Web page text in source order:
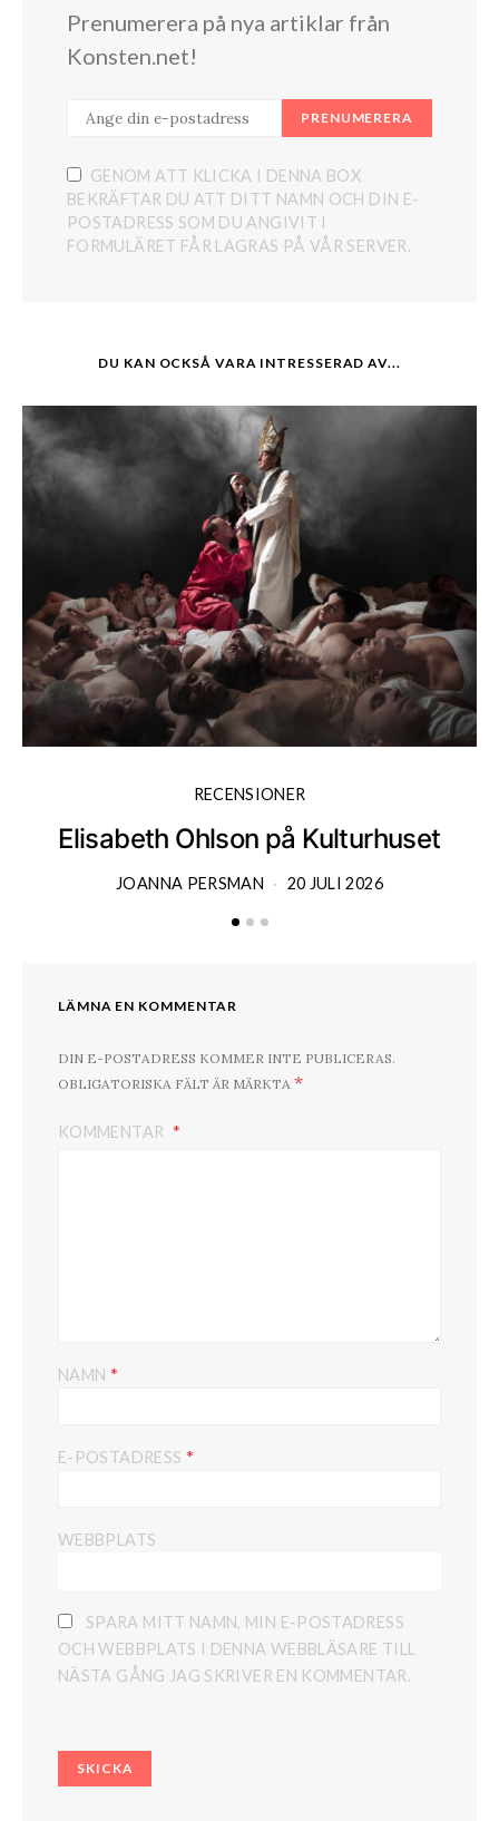
Prenumerera på nya artiklar från
Konsten.net!
PRENUMERERA
GENOM ATT KLICKA I DENNA BOX
BEKRÄFTAR DU ATT DITT NAMN OCH DIN E-
POSTADRESS SOM DU ANGIVIT I
FORMULÄRET FÅR LAGRAS PÅ VÅR SERVER.
DU KAN OCKSÅ VARA INTRESSERAD AV...
RECENSIONER
Elisabeth Ohlson på Kulturhuset
JOANNA PERSMAN 20 JULI 2026
LÄMNA EN KOMMENTAR
DIN E-POSTADRESS KOMMER INTE PUBLICERAS.
OBLIGATORISKA FÄLT ÄR MÄRKTA *
KOMMENTAR
NAMN *
E-POSTADRESS *
WEBBPLATS
SPARA MITT NAMN, MIN E-POSTADRESS
OCH WEBBPLATS I DENNA WEBBLÄSARE TILL
NÄSTA GÅNG JAG SKRIVER EN KOMMENTAR.